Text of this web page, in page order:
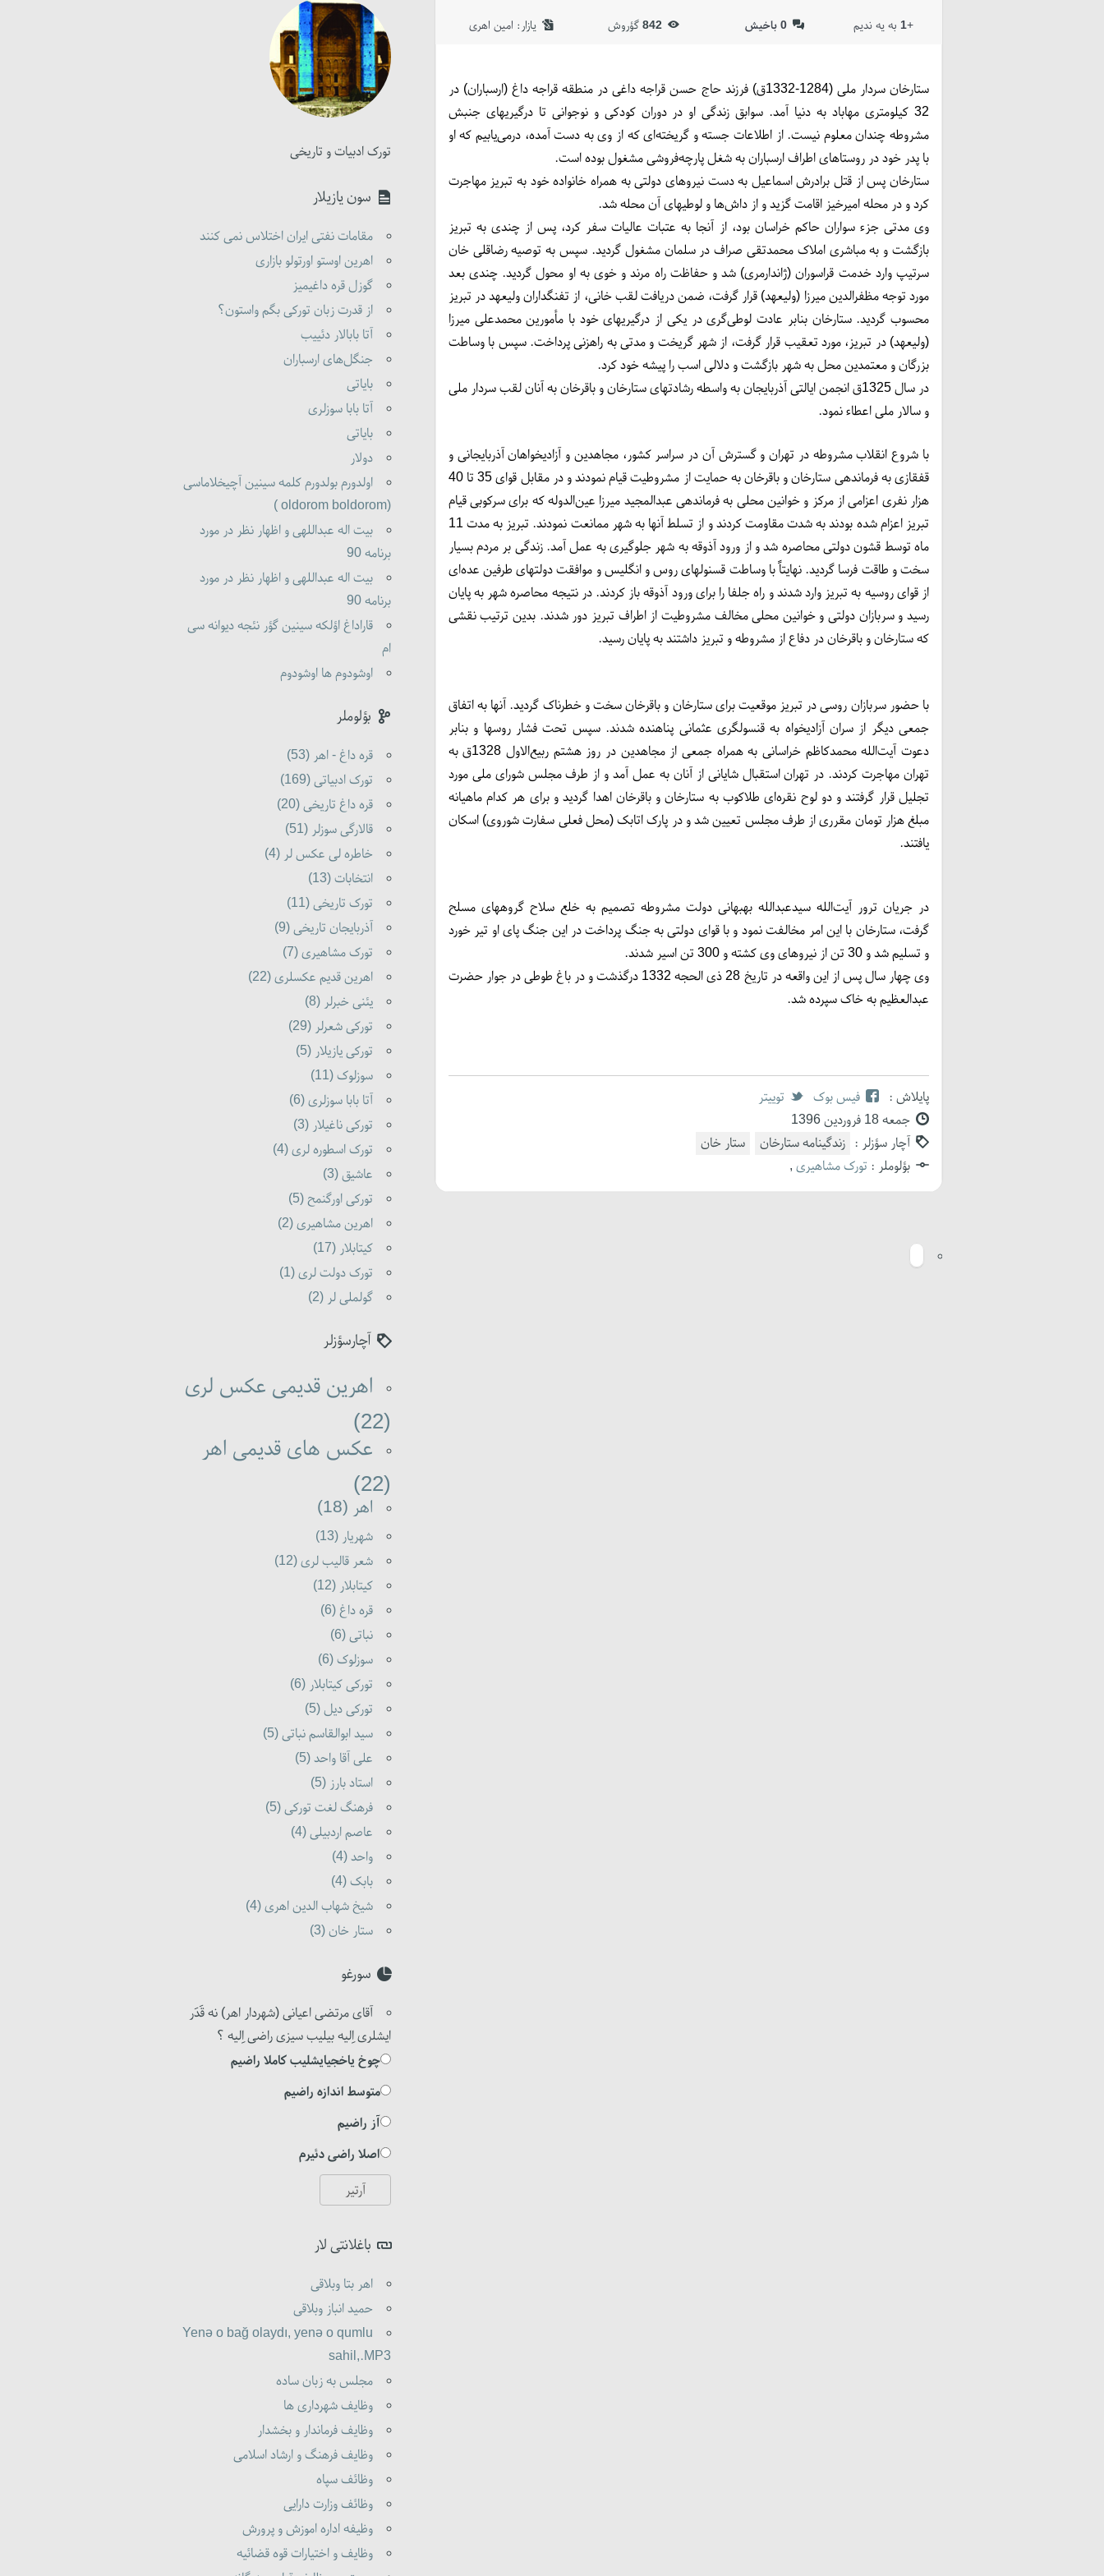
+
1 به یه ندیم 0باخیش 842 گؤروش یازار:‌ امین اهری
ستارخان سردار ملی (1284-1332ق) فرزند حاج حسن قراجه داغی در منطقه قراجه داغ (ارسباران) در
32 کیلومتری مهاباد به دنیا آمد. سوابق زندگی او در دوران کودکی و نوجوانی تا درگیریهای جنبش
مشروطه‌ چندان معلوم نیست. از اطلاعات جسته و گریخته‌ای که از وی به دست آمده، درمی‌یابیم که او
با پدر خود در روستاهای اطراف ارسباران به شغل پارچه‌فروشی مشغول بوده است.
ستارخان پس از قتل برادرش اسماعیل به دست نیروهای دولتی به همراه خانواده خود به تبریز مهاجرت
کرد و در محله امیرخیز اقامت گزید و از داش‌ها و لوطیهای آن محله شد.
وی مدتی جزء سواران حاکم خراسان بود، از آنجا به عتبات عالیات سفر کرد، پس از چندی به تبریز
بازگشت و به مباشری املاک محمدتقی صراف در سلمان مشغول گردید. سپس به توصیه رضاقلی خان
سرتیپ وارد خدمت قراسوران (ژاندارمری) شد و حفاظت راه مرند و خوی به او محول گردید. چندی بعد
مورد توجه مظفرالدین میرزا (ولیعهد) قرار گرفت، ضمن دریافت لقب خانی، از تفنگداران ولیعهد در تبریز
محسوب گردید. ستارخان بنابر عادت لوطی‌گری در یکی از درگیریهای خود با مأمورین محمدعلی میرزا
(ولیعهد) در تبریز، مورد تعقیب قرار گرفت، از شهر گریخت و مدتی به راهزنی پرداخت. سپس با وساطت
بزرگان و معتمدین محل به شهر بازگشت و دلالی اسب را پیشه خود کرد.
در سال 1325ق انجمن ایالتی آذربایجان به واسطه رشادتهای ستارخان و باقرخان به آنان لقب سردار ملی
و سالار ملی اعطاء نمود.
با شروع انقلاب مشروطه در تهران و گسترش آن در سراسر کشور، مجاهدین و آزادیخواهان آذربایجانی و
قفقازی به فرماندهی ستارخان و باقرخان به حمایت از مشروطیت قیام نمودند و در مقابل قوای 35 تا 40
هزار نفری اعزامی از مرکز و خوانین محلی به فرماندهی عبدالمجید میرزا عین‌الدوله که برای سرکوبی قیام
تبریز اعزام شده بودند به شدت مقاومت کردند و از تسلط آنها به شهر ممانعت نمودند. تبریز به مدت 11
ماه توسط قشون دولتی محاصره شد و از ورود آذوقه به شهر جلوگیری به عمل آمد. زندگی بر مردم بسیار
سخت و طاقت‌ فرسا گردید. نهایتاً با وساطت قسنولهای روس و انگلیس و موافقت دولتهای طرفین عده‌ای
از قوای روسیه به تبریز وارد شدند و راه جلفا را برای ورود آذوقه باز کردند. در نتیجه محاصره شهر به پایان
رسید و سربازان دولتی و خوانین محلی مخالف مشروطیت از اطراف تبریز دور شدند. بدین ترتیب نقشی
که ستارخان و باقرخان در دفاع از مشروطه و تبریز داشتند به پایان رسید.
با حضور سربازان روسی در تبریز موقعیت برای ستارخان و باقرخان سخت و خطرناک گردید. آنها به اتفاق
جمعی دیگر از سران آزادیخواه به قنسولگری عثمانی پناهنده شدند. سپس تحت فشار روسها و بنابر
دعوت آیت‌الله محمدکاظم خراسانی به همراه جمعی از مجاهدین در روز هشتم ربیع‌الاول 1328ق به
تهران مهاجرت کردند. در تهران استقبال شایانی از آنان به عمل آمد و از طرف مجلس شورای ملی مورد
تجلیل قرار گرفتند و دو لوح نقره‌ای طلاکوب به ستارخان و باقرخان اهدا گردید و برای هر کدام ماهیانه
مبلغ هزار تومان مقرری از طرف مجلس تعیین شد و در پارک اتابک (محل فعلی سفارت شوروی) اسکان
یافتند.
در جریان ترور آیت‌الله سیدعبدالله بهبهانی دولت مشروطه تصمیم به خلع سلاح گروههای مسلح
گرفت، ستارخان با این امر مخالفت نمود و با قوای دولتی به جنگ پرداخت در این جنگ پای او تیر خورد
و تسلیم شد و 30 تن از نیروهای وی کشته و 300 تن اسیر شدند.
وی چهار سال پس از این واقعه در تاریخ 28 ذی الحجه 1332 درگذشت و در باغ طوطی در جوار حضرت
عبدالعظیم به خاک سپرده شد.
پایلاش : فیس بوک
توییتر
جمعه 18 فروردین 1396
آچار سؤزلر : زندگینامه ستارخان
ستار خان
بؤلوملر : تورک مشاهیری ,
تورک ادبیات و تاریخی
سون یازیلار
مقامات نفتی ایران اختلاس نمی کنند
اهرین اوستو اورتولو بازاری
گوزل قره داغیمیز
از قدرت زبان تورکی بگم واستون؟
آتا بابالار دئییب
جنگل‌های ارسباران
بایاتی
آتا بابا سوزلری
بایاتی
دولار
اولدورم بولدورم کلمه سینین آچیخلاماسی
(oldorom boldorom )
بیت اله عبداللهی و اظهار نظر در مورد
برنامه 90
بیت اله عبداللهی و اظهار نظر در مورد
برنامه 90
قاراداغ اؤلکه سینین گؤر نئجه دیوانه سی
ام
اوشودوم ها اوشودوم
بؤلوملر
قره داغ - اهر (53)
تورک ادبیاتی (169)
قره داغ تاریخی (20)
قالارگی سوزلر (51)
خاطره لی عکس لر (4)
انتخابات (13)
تورک تاریخی (11)
آذربایجان تاریخی (9)
تورک مشاهیری (7)
اهرین قدیم عکسلری (22)
یئنی خبرلر (8)
تورکی شعرلر (29)
تورکی یازیلار (5)
سوزلوک (11)
آتا بابا سوزلری (6)
تورکی ناغیلار (3)
تورک اسطوره لری (4)
عاشیق (3)
تورکی اورگنمح (5)
اهرین مشاهیری (2)
کیتابلار (17)
تورک دولت لری (1)
گولملی لر (2)
آچارسؤزلر
اهرین قدیمی عکس لری
(22)
عکس های قدیمی اهر
(22)
اهر (18)
شهریار (13)
شعر قالیب لری (12)
کیتابلار (12)
قره داغ (6)
نباتی (6)
سوزلوک (6)
تورکی کیتابلار (6)
تورکی دیل (5)
سید ابوالقاسم نباتی (5)
علی آقا واحد (5)
استاد بارز (5)
فرهنگ لغت تورکی (5)
عاصم اردبیلی (4)
واحد (4)
بابک (4)
شیخ شهاب الدین اهری (4)
ستار خان (3)
سورغو
آقای مرتضی اعیانی (شهردار اهر) نه قَدَر
ایشلری اِلیه بیلیب سیزی راضی اِلیه ؟
چوخ یاخجیایشلیب کاملا راضیم
متوسط اندازه راضیم
آز راضیم
اصلا راضی دئیرم
باغلانتی لار
اهر بتا وبلاقی
حمید انباز وبلاقی
Yenə o bağ olaydı, yenə o qumlu
sahil,.MP3
مجلس به زبان ساده
وظایف شهرداری ها
وظایف فرماندار و بخشدار
وظایف فرهنگ و ارشاد اسلامی
وظائف سپاه
وظائف وزارت دارایی
وظیفه اداره اموزش و پرورش
وظایف و اختیارات قوه قضائیه